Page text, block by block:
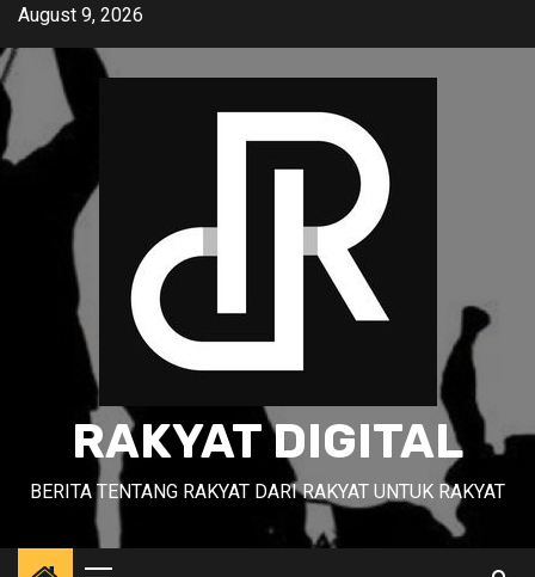
Skip
content
August 9, 2026
RAKYAT DIGITAL
BERITA TENTANG RAKYAT DARI RAKYAT UNTUK RAKYAT